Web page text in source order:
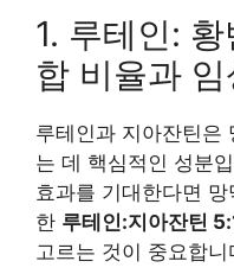
1. 루테인:
합 비율과
루테인과 지아잔틴은
는 데 핵심적인 성분
효과를 기대한다면
한 루테인:지아잔틴
고르는 것이 중요합니